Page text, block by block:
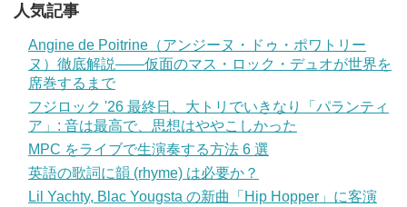
人気記事
Angine de Poitrine（アンジーヌ・ドゥ・ポワトリー
ヌ）徹底解説——仮面のマス・ロック・デュオが世界を
席巻するまで
フジロック '26 最終日、大トリでいきなり「パランティ
ア」: 音は最高で、思想はややこしかった
MPC をライブで生演奏する方法 6 選
英語の歌詞に韻 (rhyme) は必要か？
Lil Yachty, Blac Yougsta の新曲「Hip Hopper」に客演